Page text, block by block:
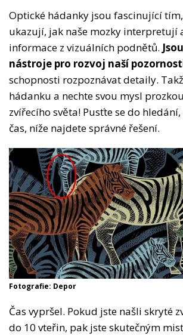
Optické hádanky jsou fascinující
ukazují, jak naše mozky interpretují
informace z vizuálních podnětů.
nástroje pro rozvoj naší
schopnosti rozpoznávat detaily.
hádanku a nechte svou mysl
zvířecího světa! Pusťte se do
čas, níže najdete správné řešení.
Fotografie: Depor
Čas vypršel. Pokud jste našli skryté
do 10 vteřin, pak jste skutečným